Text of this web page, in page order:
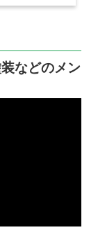
などのメン